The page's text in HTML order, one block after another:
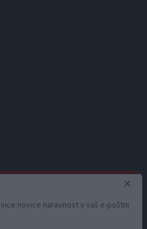
×
novice naravnost v vaš e-poštni